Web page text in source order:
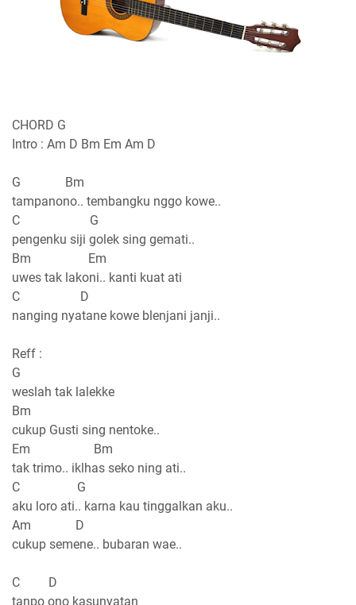
CHORD G
Intro : Am D Bm Em Am D
G Bm
tampanono.. tembangku nggo kowe..
C G
pengenku siji golek sing gemati..
Bm Em
uwes tak lakoni.. kanti kuat ati
C D
nanging nyatane kowe blenjani janji..
Reff :
G
weslah tak lalekke
Bm
cukup Gusti sing nentoke..
Em Bm
tak trimo.. iklhas seko ning ati..
C G
aku loro ati.. karna kau tinggalkan aku..
Am D
cukup semene.. bubaran wae..
C D
tanpo ono kasunyatan